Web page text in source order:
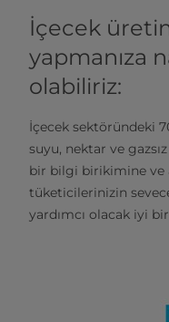
İçecek
yapmanıza
olabiliriz:
İçecek sektöründeki
suyu, nektar ve
bir bilgi birikimine ve
tüketicilerinizin
yardımcı olacak iyi